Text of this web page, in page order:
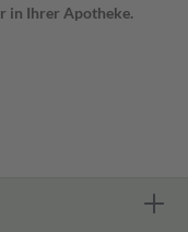
in Ihrer Apotheke.